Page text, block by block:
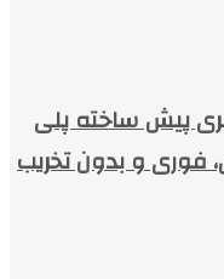
پیش ساخته پلی
فوری و بدون تخریب